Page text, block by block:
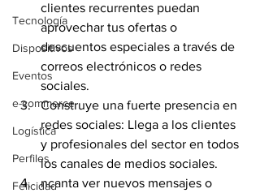
Tecnología
Dispositivos
Eventos
e-commerce
Logística
Perfiles
Felicidad
clientes recurrentes puedan
aprovechar tus ofertas o
descuentos especiales a través de
correos electrónicos o redes
sociales.
Construye una fuerte presencia en
redes sociales: Llega a los clientes
y profesionales del sector en todos
los canales de medios sociales.
ncanta ver nuevos mensajes o